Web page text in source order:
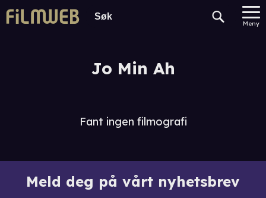
Meny
Jo Min Ah
Fant ingen filmografi
Meld deg på vårt nyhetsbrev